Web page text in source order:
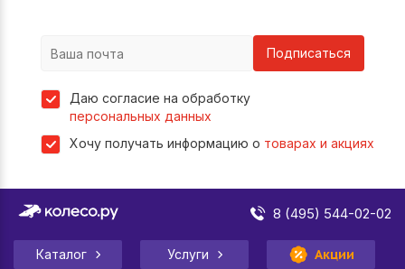
Подписаться
Даю согласие на обработку
персональных данных
Хочу получать информацию о товарах и акциях
8 (495) 544-02-02
Каталог Услуги Акции